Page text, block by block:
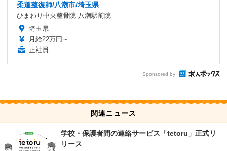
柔道整復師/八潮市/埼玉県
ひまわり中央整骨院 八潮駅前院
埼玉県
月給22万円～
正社員
Sponsored by
関連ニュース
学校・保護者間の連絡サービス「tetoru」正式リ
リース